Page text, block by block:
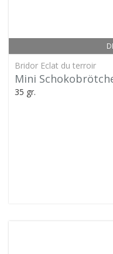
Bridor Eclat du terroir
Mini
35 gr.